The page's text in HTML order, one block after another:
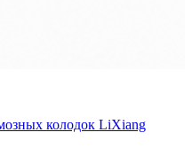
колодок LiXiang